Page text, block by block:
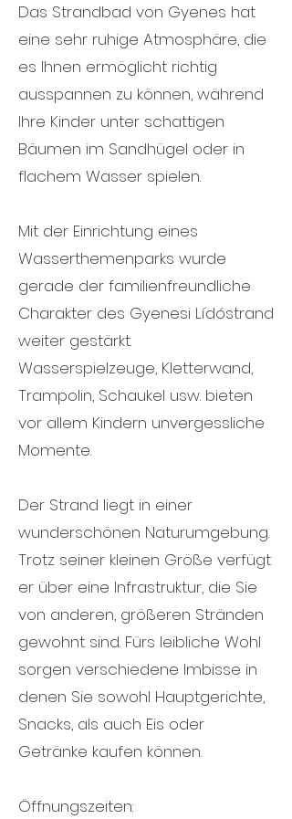
Das Strandbad von Gyenes hat
eine sehr ruhige Atmosphäre, die
es Ihnen ermöglicht richtig
ausspannen zu können, während
Ihre Kinder unter schattigen
Bäumen im Sandhügel oder in
flachem Wasser spielen.
Mit der Einrichtung eines
Wasserthemenparks wurde
gerade der familienfreundliche
Charakter des Gyenesi Lídóstrand
weiter gestärkt.
Wasserspielzeuge, Kletterwand,
Trampolin, Schaukel usw. bieten
vor allem Kindern unvergessliche
Momente.
Der Strand liegt in einer
wunderschönen Naturumgebung.
Trotz seiner kleinen Größe verfügt
er über eine Infrastruktur, die Sie
von anderen, größeren Stränden
gewohnt sind. Fürs leibliche Wohl
sorgen verschiedene Imbisse in
denen Sie sowohl Hauptgerichte,
Snacks, als auch Eis oder
Getränke kaufen können.
Öffnungszeiten: